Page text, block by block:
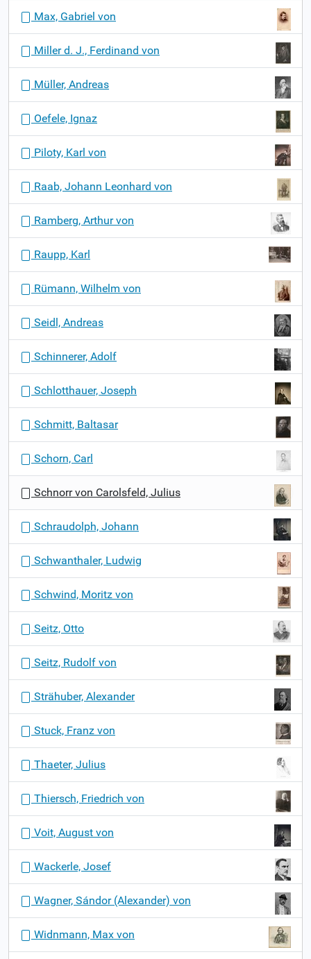
Max, Gabriel von
Miller d. J., Ferdinand von
Müller, Andreas
Oefele, Ignaz
Piloty, Karl von
Raab, Johann Leonhard von
Ramberg, Arthur von
Raupp, Karl
Rümann, Wilhelm von
Seidl, Andreas
Schinnerer, Adolf
Schlotthauer, Joseph
Schmitt, Baltasar
Schorn, Carl
Schnorr von Carolsfeld, Julius
Schraudolph, Johann
Schwanthaler, Ludwig
Schwind, Moritz von
Seitz, Otto
Seitz, Rudolf von
Strähuber, Alexander
Stuck, Franz von
Thaeter, Julius
Thiersch, Friedrich von
Voit, August von
Wackerle, Josef
Wagner, Sándor (Alexander) von
Widnmann, Max von